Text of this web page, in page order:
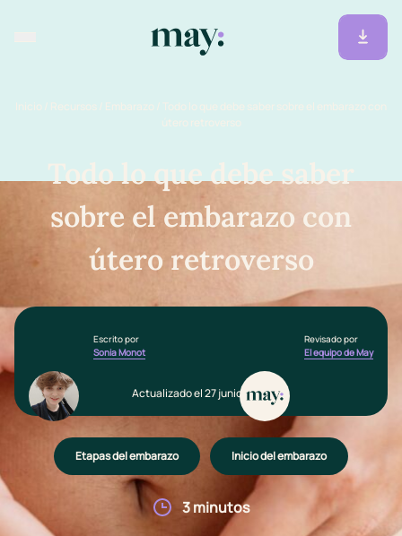
Inicio / Recursos / Embarazo / Todo lo que debe saber sobre el embarazo con
útero retroverso
Todo lo que debe saber
sobre el embarazo con
útero retroverso
Escrito por
Sonia Monot
Revisado por
El equipo de May
Actualizado el 27 junio 2025
Etapas del embarazo Inicio del embarazo
3 minutos